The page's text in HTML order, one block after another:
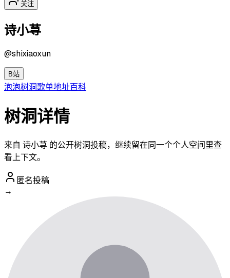
关注
诗小荨
@shixiaoxun
B站
泡泡树洞歌单地址百科
树洞详情
来自 诗小荨 的公开树洞投稿，继续留在同一个个人空间里查
看上下文。
匿名投稿
→